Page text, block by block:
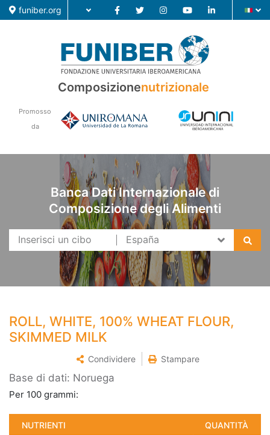
funiber.org
Composizione nutrizionale
Composizionenutrizionale
Promosso
da
Banca Dati Internazionale di
Composizione degli Alimenti
ROLL, WHITE, 100% WHEAT FLOUR,
SKIMMED MILK
Condividere Stampare
Base di dati: Noruega
Per 100 grammi:
NUTRIENTI
QUANTITÀ